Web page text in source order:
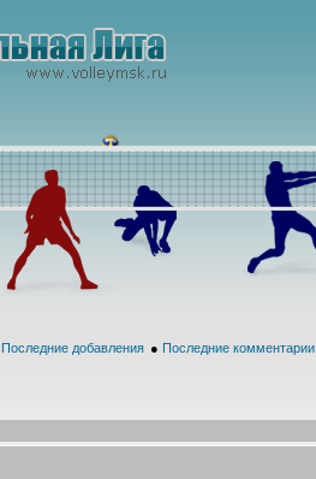
Последние добавления ● Последние комментарии